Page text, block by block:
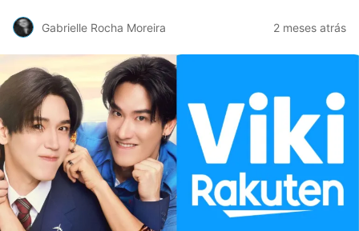
Gabrielle Rocha Moreira 2 meses atrás